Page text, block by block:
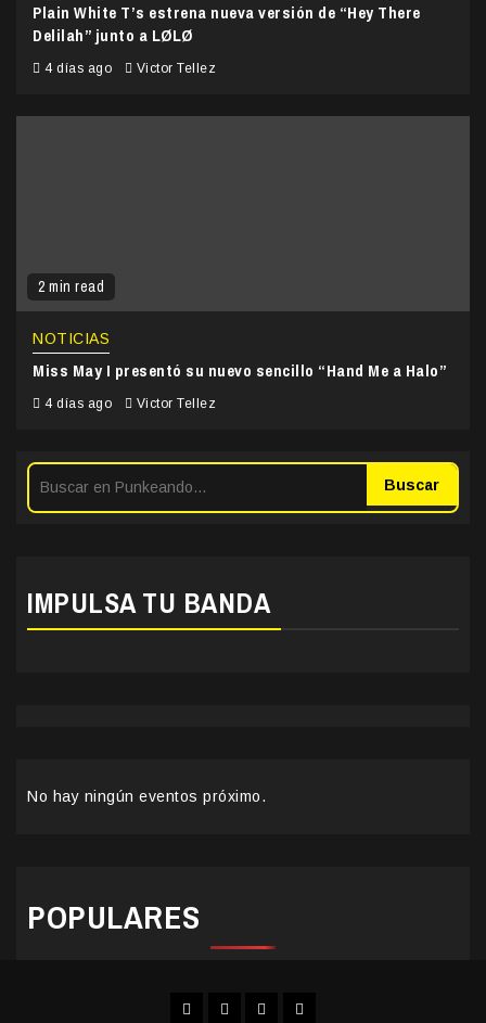
Plain White T’s estrena nueva versión de “Hey There
Delilah” junto a LØLØ
4 días ago Victor Tellez
2 min read
NOTICIAS
Miss May I presentó su nuevo sencillo “Hand Me a Halo”
4 días ago Victor Tellez
Buscar
IMPULSA TU BANDA
No hay ningún eventos próximo.
POPULARES
FacebookInstagram
YouTubeTwitter